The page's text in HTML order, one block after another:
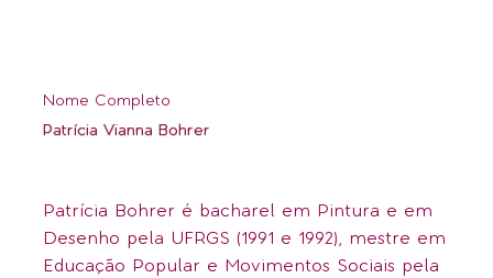
Nome Completo
Patrícia Vianna Bohrer
Patrícia Bohrer é bacharel em Pintura e em
Desenho pela UFRGS (1991 e 1992), mestre em
Educação Popular e Movimentos Sociais pela